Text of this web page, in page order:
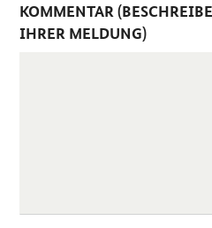
KOMMENTAR
IHRER MELDUNG)